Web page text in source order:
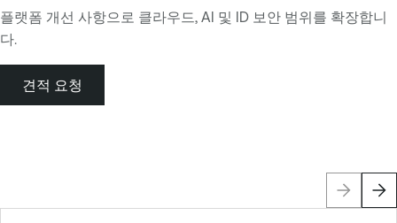
플랫폼 개선 사항으로 클라우드, AI 및 ID 보안 범위를 확장합니
다.
견적 요청